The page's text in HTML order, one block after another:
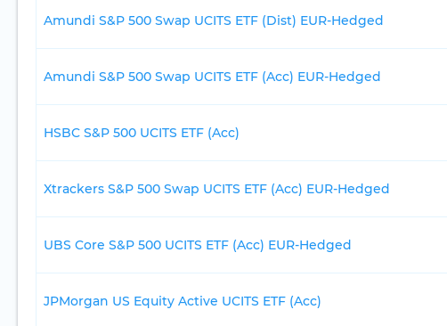
Amundi S&P 500 Swap UCITS ETF (Dist) EUR-Hedged
Amundi S&P 500 Swap UCITS ETF (Acc) EUR-Hedged
HSBC S&P 500 UCITS ETF (Acc)
Xtrackers S&P 500 Swap UCITS ETF (Acc) EUR-Hedged
UBS Core S&P 500 UCITS ETF (Acc) EUR-Hedged
JPMorgan US Equity Active UCITS ETF (Acc)